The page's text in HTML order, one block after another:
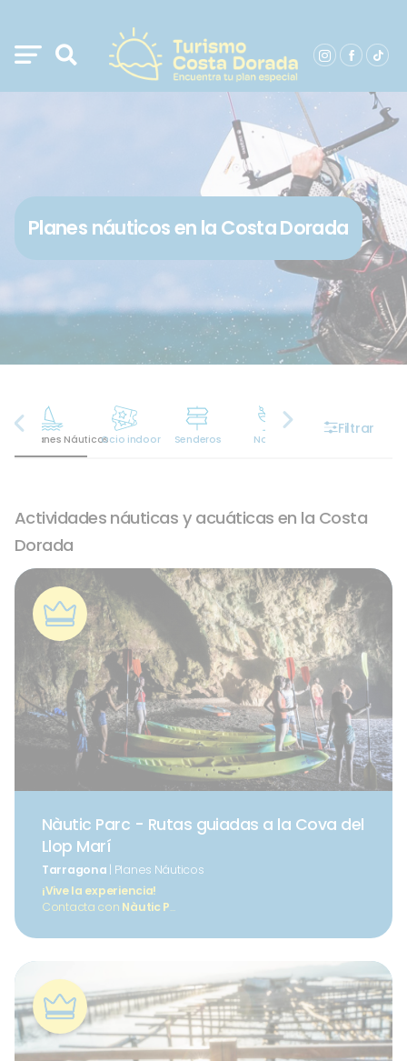
Planes náuticos en la Costa Dorada
Planes NáuticosOcio indoor Senderos Noche
Filtrar
Actividades náuticas y acuáticas en la Costa
Dorada
Nàutic Parc - Rutas guiadas a la Cova del
Llop Marí
Tarragona | Planes Náuticos
¡Vive la experiencia!
Contacta con Nàutic P...